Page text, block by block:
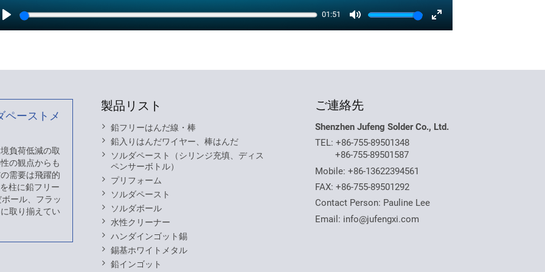
01:51
ペーストメ
負荷低減の取
の観点からも
需要は飛躍的
柱に鉛フリー
ール、フラッ
取り揃えてい
製品リスト
鉛フリーはんだ線・棒
鉛入りはんだワイヤー、棒はんだ
ソルダペースト（シリンジ充填、ディス
ペンサーボトル）
プリフォーム
ソルダペースト
ソルダボール
水性クリーナー
ハンダインゴット錫
錫基ホワイトメタル
鉛インゴット
ご連絡先
Shenzhen Jufeng Solder Co., Ltd.
TEL:+86-755-89501348
+86-755-89501587
Mobile:+86-13622394561
FAX: +86-755-89501292
Contact Person: Pauline Lee
Email: info@jufengxi.com